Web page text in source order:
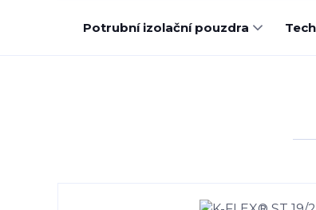
Potrubní izolační pouzdra